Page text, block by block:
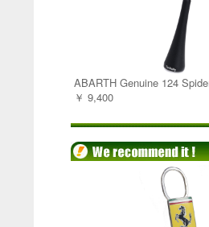
ABARTH Genuine 124
￥ 9,400